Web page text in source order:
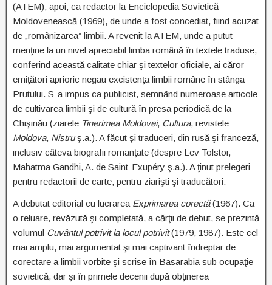
(ATEM), apoi, ca redactor la Enciclopedia Sovietică
Moldovenească (1969), de unde a fost concediat, fiind acuzat
de „românizarea” limbii. A revenit la ATEM, unde a putut
menţine la un nivel apreciabil limba română în textele traduse,
conferind această calitate chiar şi textelor oficiale, ai căror
emiţători aprioric negau excistenţa limbii române în stânga
Prutului. S-a impus ca publicist, semnând numeroase articole
de cultivarea limbii şi de cultură în presa periodică de la
Chişinău (ziarele Tinerimea Moldovei, Cultura, revistele
Moldova, Nistruş.a.). A făcut şi traduceri, din rusă şi franceză,
inclusiv câteva biografii romanţate (despre Lev Tolstoi,
Mahatma Gandhi, A. de Saint-Exupéry ş.a.). A ţinut prelegeri
pentru redactorii de carte, pentru ziarişti şi traducători.
A debutat editorial cu lucrarea Exprimarea corectă(1967). Ca
o reluare, revăzută şi completată, a cărţii de debut, se prezintă
volumul Cuvântul potrivit la locul potrivit(1979, 1987). Este cel
mai amplu, mai argumentat şi mai captivant îndreptar de
corectare a limbii vorbite şi scrise în Basarabia sub ocupaţie
sovietică, dar şi în primele decenii după obţinerea